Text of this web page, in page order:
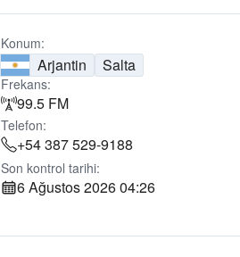
Konum:
Arjantin Salta
Frekans:
99.5 FM
Telefon:
+54 387 529-9188
Son kontrol tarihi:
6 Ağustos 2026 04:26